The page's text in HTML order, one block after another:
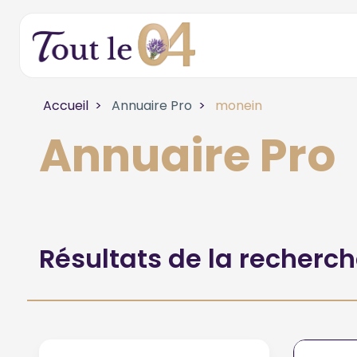
Accueil Annuaire Pro monein
Annuaire Pro
Résultats de la